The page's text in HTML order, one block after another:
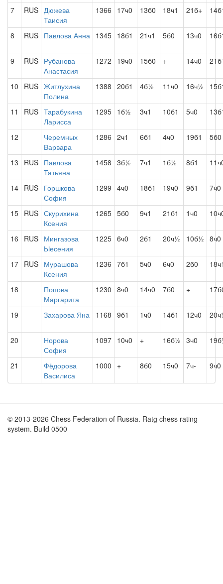
7 RUS Дюжева
Таисия
1366 17ч0 13б0 18ч1 21б+
8 RUS Павлова Анна 1345 18б1 21ч1 5б0 13ч0
9 RUS Рубанова
Анастасия
1272 19ч0 15б0 + 14ч0
10 RUS Житлухина
Полина
1388 20б1 4б½ 11ч0 16ч½
11 RUS Тарабукина
Ларисса
1295 1б½ 3ч1 10б1 5ч0
12
Черемных
Варвара
1286 2ч1 6б1 4ч0 19б1 5б0
13 RUS Павлова
Татьяна
1458 3б½ 7ч1 1б½ 8б1
14 RUS Горшкова
София
1299 4ч0 18б1 19ч0 9б1 7ч0
15 RUS Скурихина
Ксения
1265 5б0 9ч1 21б1 1ч0
16 RUS Мингазова
Ыесения
1225 6ч0 2б1 20ч½ 10б½ 8ч0
17 RUS Мурашова
Ксения
1236 7б1 5ч0 6ч0 2б0
18
Попова
Маргарита
1230 8ч0 14ч0 7б0 +
19 Захарова Яна 1168 9б1 1ч0 14б1 12ч0
20
Норова
София
1097 10ч0 + 16б½ 3ч0
21
Фёдорова
Василиса
1000 + 8б0 15ч0 7ч- 9ч0
© 2013-2026 Chess Federation of Russia. Ratg chess rating
system. Build 0500